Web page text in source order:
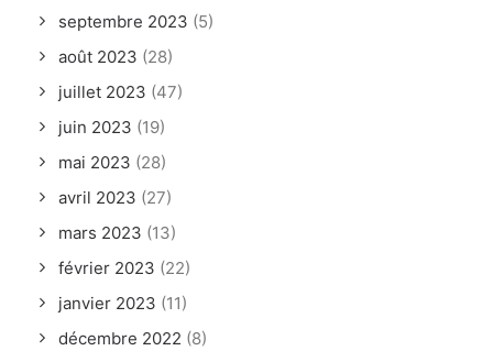
septembre 2023 (5)
août 2023 (28)
juillet 2023 (47)
juin 2023 (19)
mai 2023 (28)
avril 2023 (27)
mars 2023 (13)
février 2023 (22)
janvier 2023 (11)
décembre 2022 (8)